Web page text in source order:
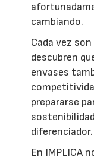
cambiando.
Cada vez
descubren
envases
prepararse
diferenciador.
En IMPLICA